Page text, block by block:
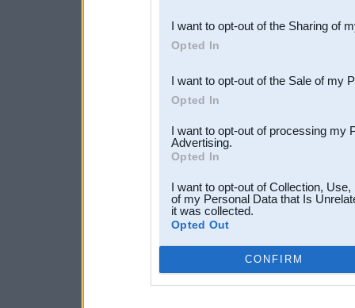
Downstream Participants
third parties.
I want to opt-out of the Sharing of
Opted In
I want to opt-out of the Sale of my
Opted In
I want to opt-out of processing my
Advertising.
Opted In
I want to opt-out of Collection,
of my Personal Data that Is
it was collected.
Opted Out
CONFIRM